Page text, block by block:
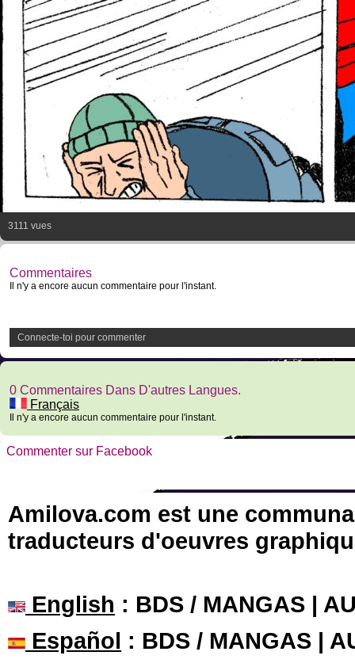
3111 vues
Commentaires
Il n'y a encore aucun commentaire pour l'instant.
Connecte-toi pour commenter
0 Commentaires Dans D'autres Langues.
Français
Il n'y a encore aucun commentaire pour l'instant.
Commenter sur Facebook
Amilova.com est une
traducteurs d'oeuvres
English : BDS / MANGAS |
Español : BDS / MANGAS |